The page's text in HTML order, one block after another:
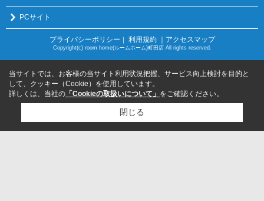
PCサイト
プライバシーポリシー ｜ 利用規約 ｜アクセスマップ
Copyright(c) room home(ルームホーム)町田店 All rights reserved.
当サイトでは、お客様の当サイト利用状況把握、サービス向上検討を目的と
して、クッキー（Cookie）を使用しています。
詳しくは、当社の 「Cookieの取扱いについて」 をご確認ください。
閉じる